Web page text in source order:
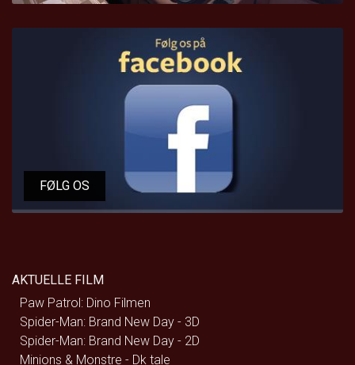
FØLG OS
AKTUELLE FILM
Paw Patrol: Dino Filmen
Spider-Man: Brand New Day - 3D
Spider-Man: Brand New Day - 2D
Minions & Monstre - Dk tale